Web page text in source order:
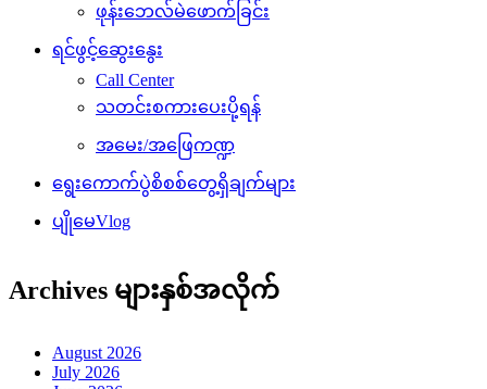
ဖုန်းဘေလ်မဲဖောက်ခြင်း
ရင်ဖွင့်ဆွေးနွေး
Call Center
သတင်းစကားပေးပို့ရန်
အမေး/အဖြေကဏ္ဍ
ရွေးကောက်ပွဲစိစစ်တွေ့ရှိချက်များ
ပျိုမေVlog
Archives များနှစ်အလိုက်
August 2026
July 2026